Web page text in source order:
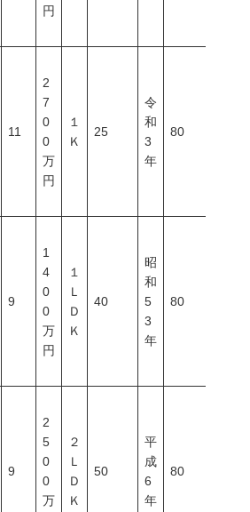
円
11
2
7
0
0
万
円
１
Ｋ
25
令
和
3
年
80
9
1
4
0
0
万
円
１
Ｌ
Ｄ
Ｋ
40
昭
和
5
3
年
80
9
2
5
0
0
万
２
Ｌ
Ｄ
Ｋ
50
平
成
6
年
80